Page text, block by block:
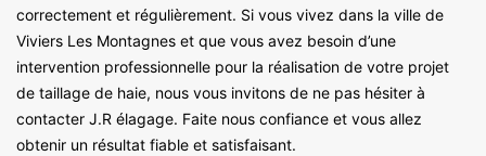
correctement et régulièrement. Si vous vivez dans la ville de
Viviers Les Montagnes et que vous avez besoin d’une
intervention professionnelle pour la réalisation de votre projet
de taillage de haie, nous vous invitons de ne pas hésiter à
contacter J.R élagage. Faite nous confiance et vous allez
obtenir un résultat fiable et satisfaisant.